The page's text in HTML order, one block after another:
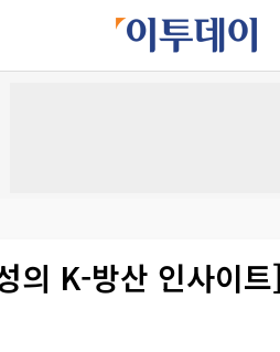
의 K-방산 인사이